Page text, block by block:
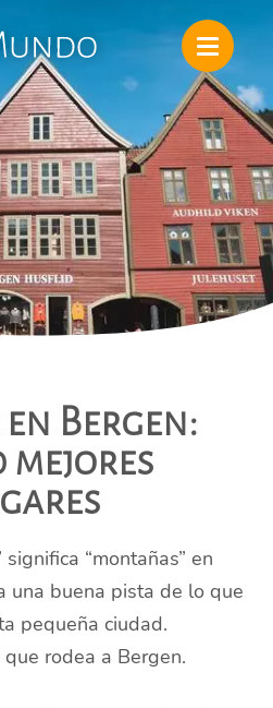
Bergen:
mejores
“montañas” en
una buena pista de lo que
pequeña ciudad.
rodea a Bergen.